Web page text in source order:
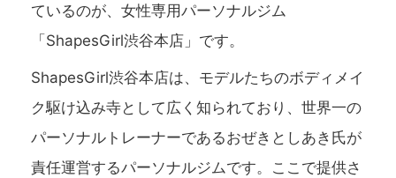
ているのが、女性専用パーソナルジム
「ShapesGirl渋谷本店」です。
ShapesGirl渋谷本店は、モデルたちのボディメイ
ク駆け込み寺として広く知られており、世界一の
パーソナルトレーナーであるおぜきとしあき氏が
責任運営するパーソナルジムです。ここで提供さ